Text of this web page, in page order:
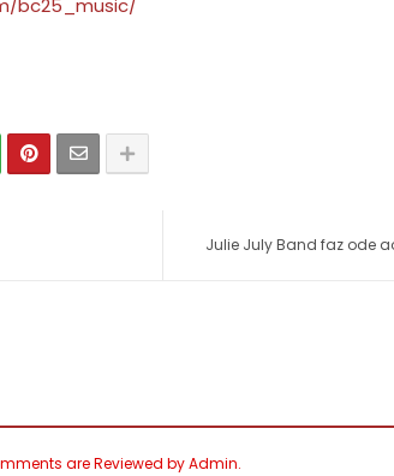
bc25_music/
Julie July Band faz ode
are Reviewed by Admin.